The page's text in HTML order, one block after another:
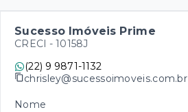
Sucesso Imóveis Prime
CRECI - 10158J
(22) 9 9871-1132
chrisley@sucessoimoveis.com.br
Nome